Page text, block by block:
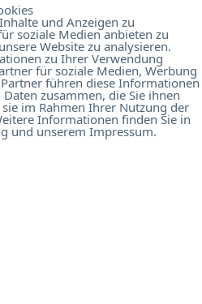
und Anzeigen zu
soziale Medien anbieten zu
Website zu analysieren.
zu Ihrer Verwendung
für soziale Medien, Werbung
führen diese Informationen
zusammen, die Sie ihnen
im Rahmen Ihrer Nutzung der
Informationen finden Sie in
und unserem Impressum.